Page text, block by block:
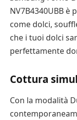
NV7B4340UBB
come dolci,
che i tuoi dolci
perfettamente
Cottura
Con la modalità